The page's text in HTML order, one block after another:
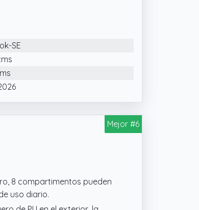
pequeña cartera que llevan
SE
Mejor #6
8 compartimentos pueden
uso diario.